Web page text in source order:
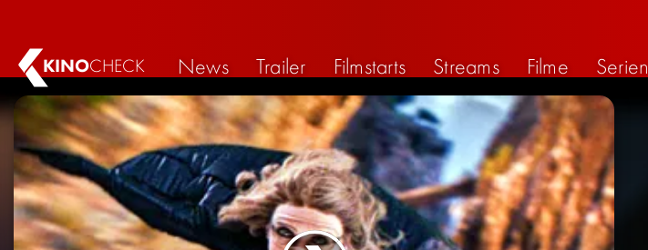
KINOCHECK News Trailer Filmstarts Streams Filme Serien